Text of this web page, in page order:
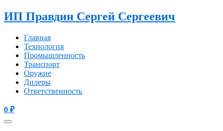
ИП Правдин Сергей Сергеевич
Главная
Технология
Промышленность
Транспорт
Оружие
Дилеры
Ответственность
0 ₽